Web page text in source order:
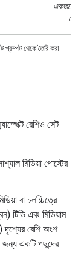
একজনের
প্রম্পট থেকে তৈরি করা
রেশিও সেট
মিডিয়া পোস্টের
বা চলচ্চিত্রে
টিভি এবং মিডিয়াম
দৃশ্যের বেশি অংশ
একটি পছন্দের